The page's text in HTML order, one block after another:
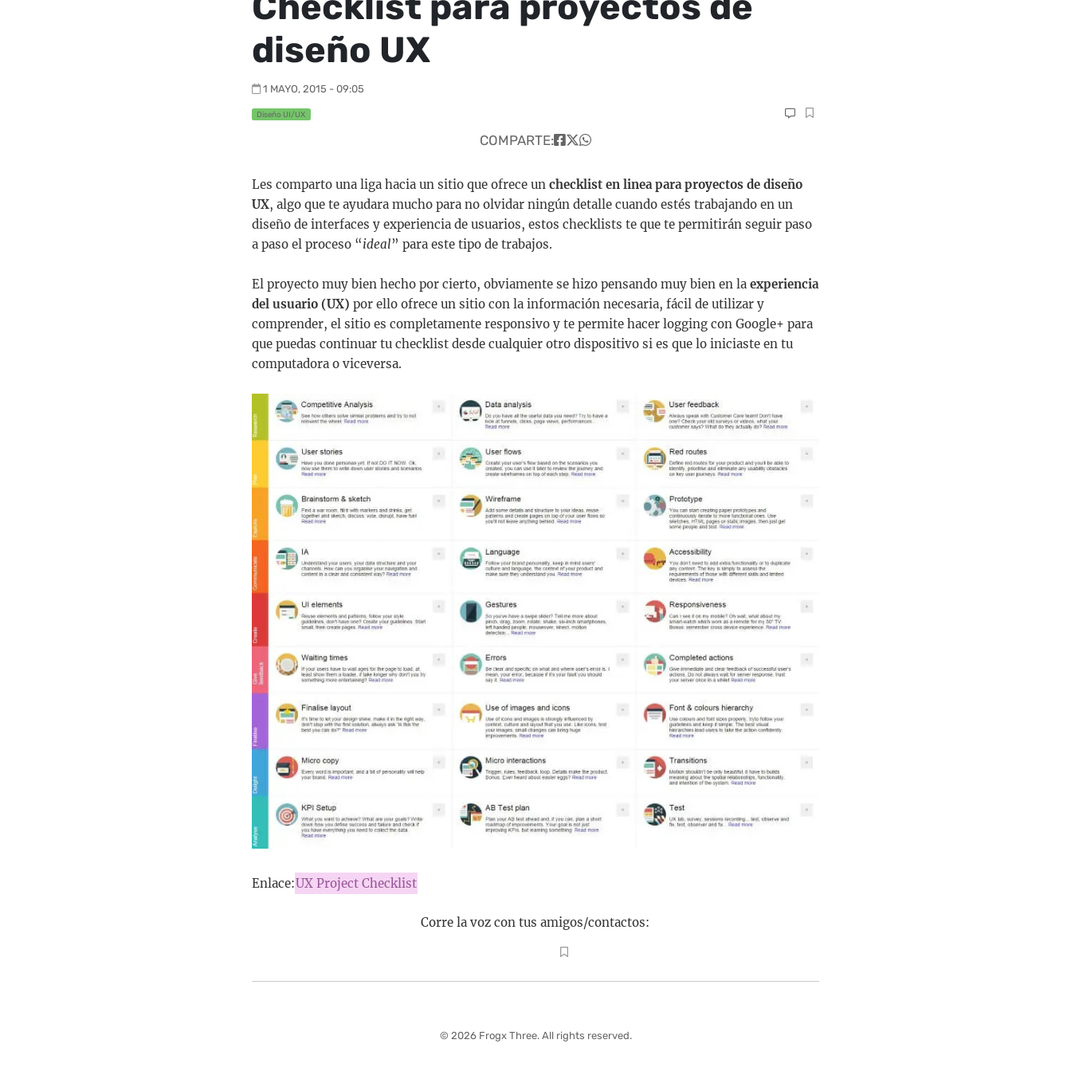
diseño UX
1 MAYO, 2015 - 09:05
Diseño UI/UX
COMPARTE:
Les comparto una liga hacia un sitio que ofrece un checklist en linea para proyectos de diseño
UX, algo que te ayudara mucho para no olvidar ningún detalle cuando estés trabajando en un
diseño de interfaces y experiencia de usuarios, estos checklists te que te permitirán seguir paso
a paso el proceso “ideal” para este tipo de trabajos.
El proyecto muy bien hecho por cierto, obviamente se hizo pensando muy bien en la experiencia
del usuario (UX) por ello ofrece un sitio con la información necesaria, fácil de utilizar y
comprender, el sitio es completamente responsivo y te permite hacer logging con Google+ para
que puedas continuar tu checklist desde cualquier otro dispositivo si es que lo iniciaste en tu
computadora o viceversa.
Enlace:UX Project Checklist
Corre la voz con tus amigos/contactos:
© 2026 Frogx Three. All rights reserved.